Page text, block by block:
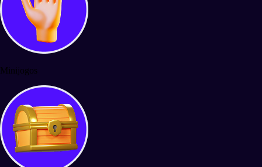
Minijogos